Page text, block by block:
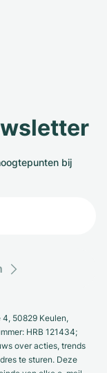
bij
4, 50829 Keulen,
HRB 121434;
over acties, trends
te sturen. Deze